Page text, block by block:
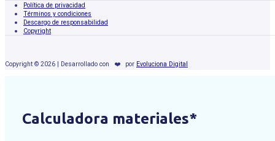
Política de privacidad
Términos y condiciones
Descargo de responsabilidad
Copyright
Copyright © 2026 | Desarrollado con ❤️ por Evoluciona Digital
Calculadora materiales*